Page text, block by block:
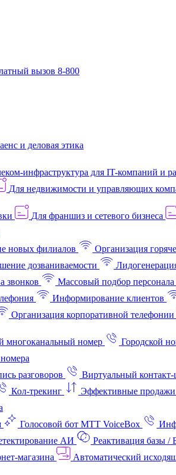
вызов 8-800
и деловая этика
инфраструктура для IT-компаний и
Для недвижимости и управляющих
Для франшиз и сетевого бизнеса
новых филиалов Организация
дозваниваемости
звонков Массовый подбор персонала
Информирование клиентов
Организация корпоративной телефонии
многоканальный номер Городской
разговоров Виртуальный
Кол-трекинг Эффективные продажи
Голосовой бот МТТ VoiceBox
АИ
Реактивация базы /
Автоматический